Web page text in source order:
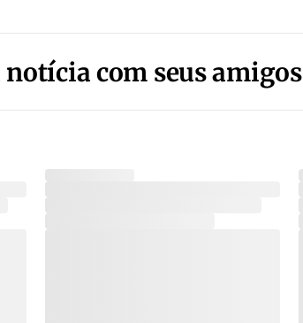
com seus amigos